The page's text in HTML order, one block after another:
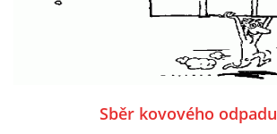
Sběr kovového odpadu